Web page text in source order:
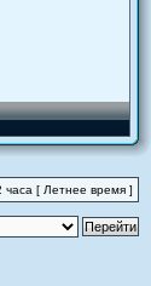
часа [ Летнее время ]